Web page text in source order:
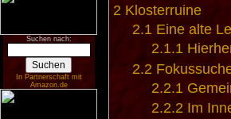
Suchen nach:
In Partnerschaft mit
Amazon.de
2 Klosterruine
2.1 Eine alte
2.1.1
2.2
2.2.1
2.2.2 Im